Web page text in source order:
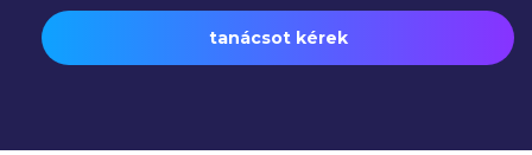
tanácsot kérek